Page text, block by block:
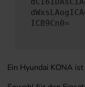
ICB9Cn0=
Ein Hyundai KONA